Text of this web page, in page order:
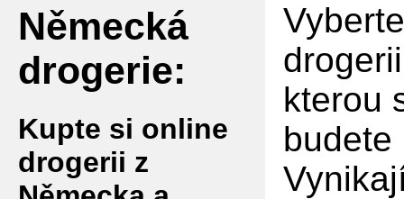
Německá
drogerie:
Kupte si online
drogerii z
kterou
budete